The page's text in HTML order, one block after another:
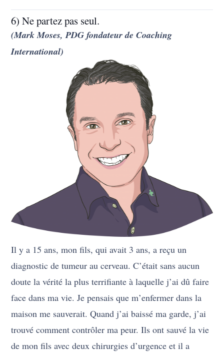
6) Ne partez pas seul.
(Mark Moses, PDG fondateur de Coaching
International)
Il y a 15 ans, mon fils, qui avait 3 ans, a reçu un
diagnostic de tumeur au cerveau. C’était sans aucun
doute la vérité la plus terrifiante à laquelle j’ai dû faire
face dans ma vie. Je pensais que m’enfermer dans la
maison me sauverait. Quand j’ai baissé ma garde, j’ai
trouvé comment contrôler ma peur. Ils ont sauvé la vie
de mon fils avec deux chirurgies d’urgence et il a